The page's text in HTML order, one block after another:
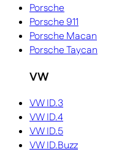
Porsche
Porsche 911
Porsche Macan
Porsche Taycan
VW
VW ID.3
VW ID.4
VW ID.5
VW ID.Buzz